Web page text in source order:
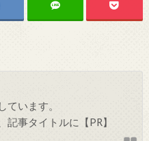
ています。
事タイトルに【PR】